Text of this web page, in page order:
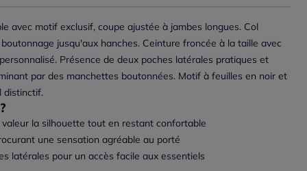
avec motif exclusif, coupe ajustée à jambes longues. Col
jusqu'aux hanches. Ceinture froncée à la taille avec
Présence de deux poches latérales pratiques et
par des manchettes boutonnées. Motif à feuilles en noir et
distinctif.
la silhouette tout en restant confortable
une sensation agréable au porté
latérales pour un accès facile aux essentiels